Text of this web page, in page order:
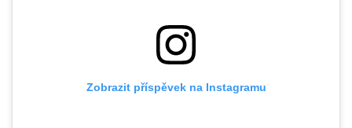
Zobrazit příspěvek na Instagramu